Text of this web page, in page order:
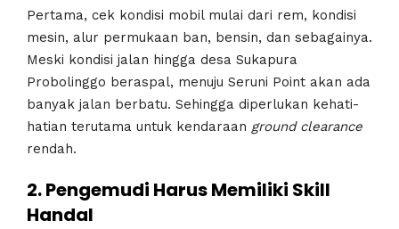
Pertama, cek kondisi mobil mulai dari rem, kondisi
mesin, alur permukaan ban, bensin, dan sebagainya.
Meski kondisi jalan hingga desa Sukapura
Probolinggo beraspal, menuju Seruni Point akan ada
banyak jalan berbatu. Sehingga diperlukan kehati-
hatian terutama untuk kendaraan ground clearance
rendah.
2. Pengemudi Harus Memiliki Skill
Handal